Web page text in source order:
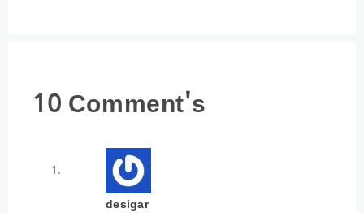
10 Comment's
desigar